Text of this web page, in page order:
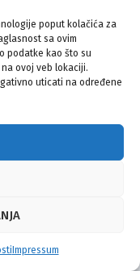
poput kolačića za
sa ovim
podatke kao što su
ovoj veb lokaciji.
uticati na određene
Impressum